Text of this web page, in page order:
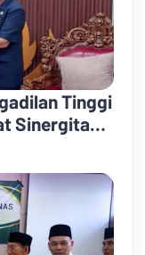
Tinggi
Sinergitas